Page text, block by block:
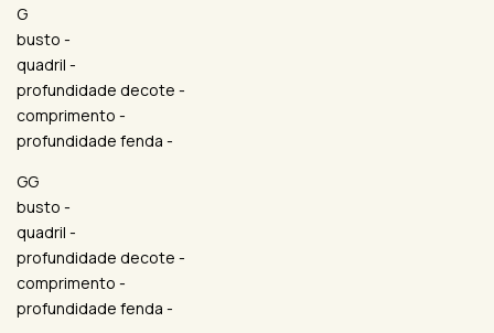
G
busto -
quadril -
profundidade decote -
comprimento -
profundidade fenda -
GG
busto -
quadril -
profundidade decote -
comprimento -
profundidade fenda -